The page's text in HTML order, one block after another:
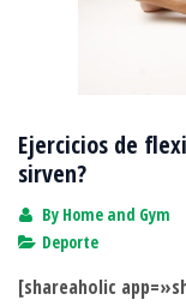
Ejercicios de
sirven?
By Home and Gym
Deporte
[shareaholic